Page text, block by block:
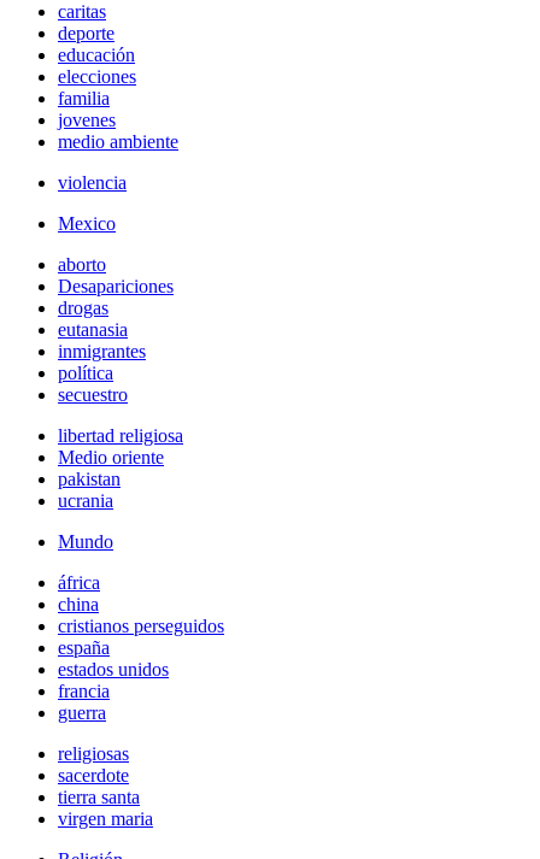
caritas
deporte
educación
elecciones
familia
jovenes
medio ambiente
violencia
Mexico
aborto
Desapariciones
drogas
eutanasia
inmigrantes
política
secuestro
libertad religiosa
Medio oriente
pakistan
ucrania
Mundo
áfrica
china
cristianos perseguidos
españa
estados unidos
francia
guerra
religiosas
sacerdote
tierra santa
virgen maria